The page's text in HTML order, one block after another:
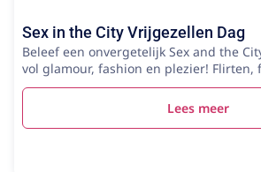
Sex in the City Vrijgezellen Dag
Beleef een onvergetelijk Sex and the
vol glamour, fashion en plezier! Flirten,
Lees meer